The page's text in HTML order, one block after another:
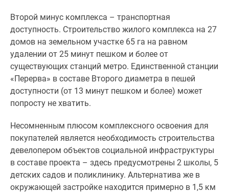
Второй минус комплекса – транспортная
доступность. Строительство жилого комплекса на 27
домов на земельном участке 65 га на равном
удалении от 25 минут пешком и более от
существующих станций метро. Единственной станции
«Перерва» в составе Второго диаметра в пешей
доступности (от 13 минут пешком и более) может
попросту не хватить.
Несомненным плюсом комплексного освоения для
покупателей является необходимость строительства
девелопером объектов социальной инфраструктуры
в составе проекта – здесь предусмотрены 2 школы, 5
детских садов и поликлинику. Альтернатива же в
окружающей застройке находится примерно в 1,5 км